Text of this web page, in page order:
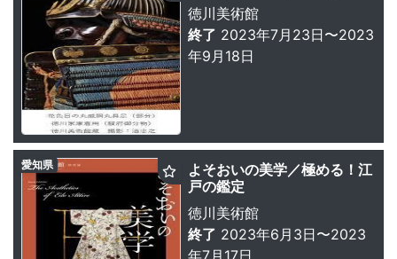
徳川美術館
終了 2023年7月23日〜2023
年9月18日
よそおいの美学／極める！江
戸の鑑定
徳川美術館
終了 2023年6月3日〜2023
年7月17日
愛知県